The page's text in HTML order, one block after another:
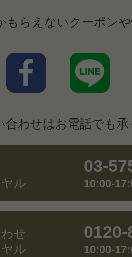
もらえないクーポン
合わせはお電話でも
ル
03-
10:00-
せ
ル
10:00-